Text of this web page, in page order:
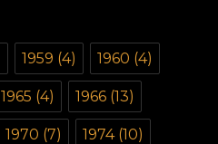
1959 (4) 1960 (4)
1965 (4) 1966 (13)
1970 (7) 1974(10)